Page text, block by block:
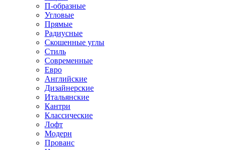
П-образные
Угловые
Прямые
Радиусные
Скошенные углы
Стиль
Современные
Евро
Английские
Дизайнерские
Итальянские
Кантри
Классические
Лофт
Модерн
Прованс